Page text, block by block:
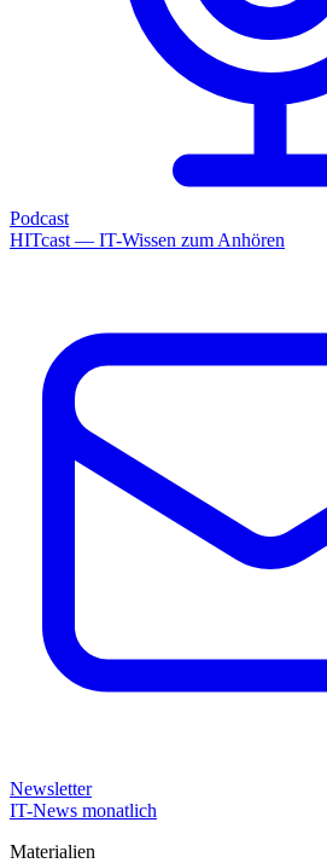
Podcast
HITcast — IT-Wissen zum Anhören
Newsletter
IT-News monatlich
Materialien